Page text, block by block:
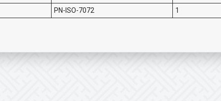
PN-ISO-7072 1